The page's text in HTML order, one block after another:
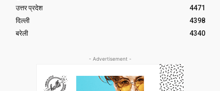
उत्तर प्रदेश
4471
दिल्ली
4398
बरेली
4340
- Advertisement -